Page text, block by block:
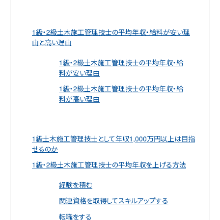
1級・2級土木施工管理技士の平均年収・給料が安い理
由と高い理由
1級・2級土木施工管理技士の平均年収・給
料が安い理由
1級・2級土木施工管理技士の平均年収・給
料が高い理由
1級土木施工管理技士として年収1,000万円以上は目指
せるのか
1級・2級土木施工管理技士の平均年収を上げる方法
経験を積む
関連資格を取得してスキルアップする
転職をする